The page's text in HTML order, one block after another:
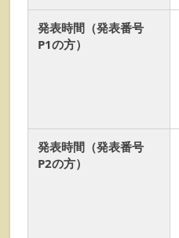
発表時間（発表番号
P1の方）
発表時間（発表番号
P2の方）